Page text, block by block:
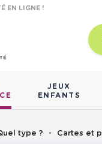
EN LIGNE !
JEUX
ENFANTS
type ? Cartes et